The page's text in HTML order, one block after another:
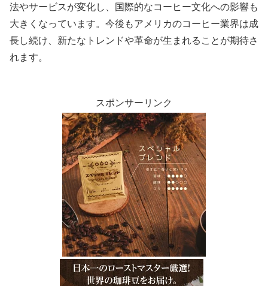
法やサービスが変化し、国際的なコーヒー文化への影響も
大きくなっています。今後もアメリカのコーヒー業界は成
長し続け、新たなトレンドや革命が生まれることが期待さ
れます。
スポンサーリンク